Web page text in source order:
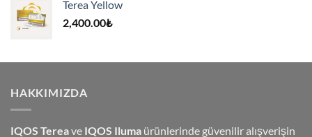
Terea Yellow
2,400.00₺
HAKKIMIZDA
IQOS Tereave IQOS Iluma ürünlerinde güvenilir alışverişin